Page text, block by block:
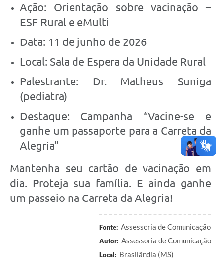
Ação: Orientação sobre vacinação –
ESF Rural e eMulti
Data: 11 de junho de 2026
Local: Sala de Espera da Unidade Rural
Palestrante: Dr. Matheus Suniga
(pediatra)
Destaque: Campanha “Vacine-se e
ganhe um passaporte para a Carreta da
Alegria”
Mantenha seu cartão de vacinação em
dia. Proteja sua família. E ainda ganhe
um passeio na Carreta da Alegria!
Fonte: Assessoria de Comunicação
Autor: Assessoria de Comunicação
Local: Brasilândia (MS)